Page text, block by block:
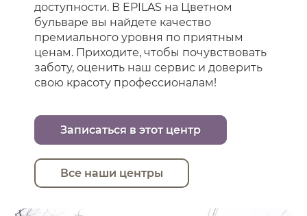
доступности. В EPILAS на Цветном
бульваре вы найдете качество
премиального уровня по приятным
ценам. Приходите, чтобы почувствовать
заботу, оценить наш сервис и доверить
свою красоту профессионалам!
Записаться в этот центр
Все наши центры